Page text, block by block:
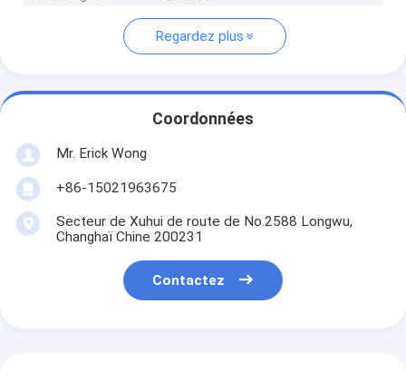
Regardez plus
Coordonnées
Mr. Erick Wong
+86-15021963675
Secteur de Xuhui de route de No.2588 Longwu,
Changhaï Chine 200231
Contactez